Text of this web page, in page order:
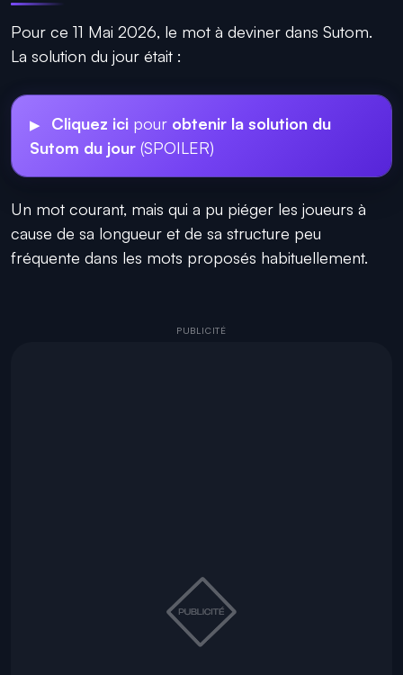
Pour ce 11 Mai 2026, le mot à deviner dans Sutom.
La solution du jour était :
Cliquez ici pour obtenir la solution du
Sutom du jour (SPOILER)
Un mot courant, mais qui a pu piéger les joueurs à
cause de sa longueur et de sa structure peu
fréquente dans les mots proposés habituellement.